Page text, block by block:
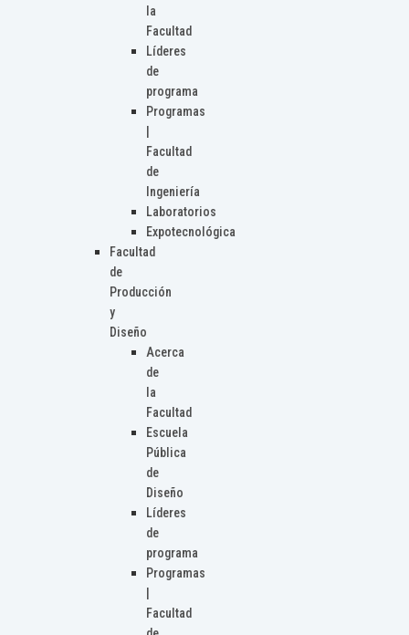
la
Facultad
Líderes
de
programa
Programas
Facultad
de
Ingeniería
Laboratorios
Expotecnológica
Facultad
de
Producción
y
Diseño
Acerca
de
la
Facultad
Escuela
Pública
de
Diseño
Líderes
de
programa
Programas
Facultad